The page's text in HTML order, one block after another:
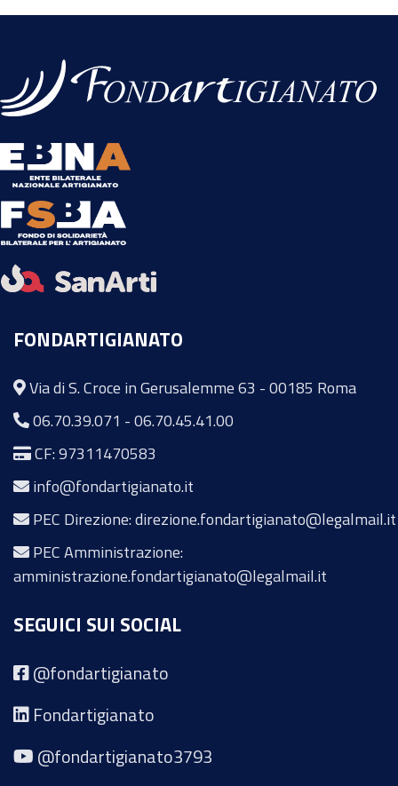
FONDARTIGIANATO
Via di S. Croce in Gerusalemme 63 - 00185 Roma
06.70.39.071 -06.70.45.41.00
CF: 97311470583
info@fondartigianato.it
PEC Direzione: direzione.fondartigianato@legalmail.it
PEC Amministrazione:
amministrazione.fondartigianato@legalmail.it
SEGUICI SUI SOCIAL
@fondartigianato
Fondartigianato
@fondartigianato3793